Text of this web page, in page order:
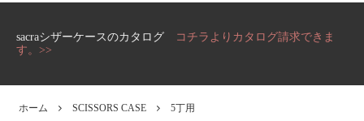
sacraシザーケースのカタログ
コチラよりカタログ請求できま
す。>>
ホーム SCISSORS CASE 5丁用